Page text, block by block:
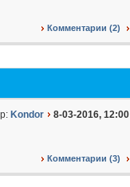
Комментарии (2)
Kondor 8-03-2016, 12:00
Комментарии (3)